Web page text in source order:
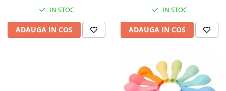
Carti si caiete de colorat 5%
Seturi de bucatarie si curatenie
Seturi de joaca doctor
IN STOC
ADAUGA IN COS
IN STOC
ADAUGA IN COS